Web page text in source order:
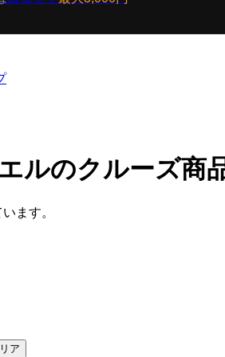
ルのクルーズ商
ます。
ア